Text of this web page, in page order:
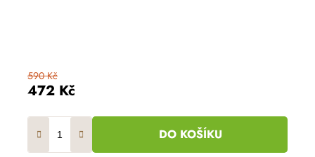
472 Kč
590 Kč
DO KOŠÍKU